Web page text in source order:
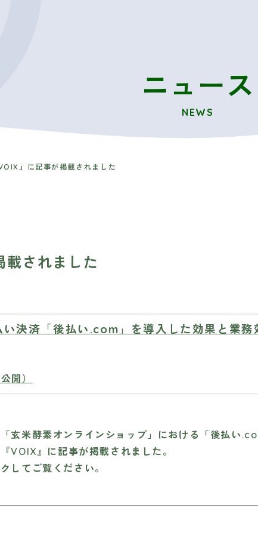
ニュース
NEWS
VOIX』に記事が掲載されました
載されました
決済「後払い.com」を導入した効果と業務
開）
玄米酵素オンラインショップ」における「後払い
VOIX』に記事が掲載されました。
してご覧ください。